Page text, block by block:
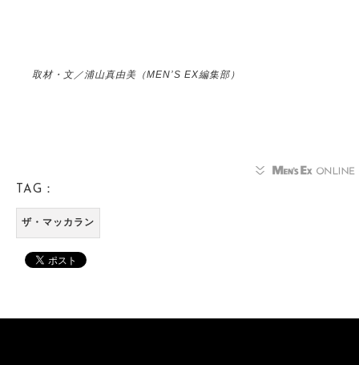
取材・文／浦山真由美（MEN’S EX編集部）
TAG：
ザ・マッカラン